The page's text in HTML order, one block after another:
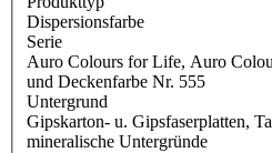
Dispersionsfarbe
Serie
Auro Colours for Life, Auro
und Deckenfarbe Nr. 555
Untergrund
Gipskarton- u. Gipsfaserplatten,
mineralische Untergründe